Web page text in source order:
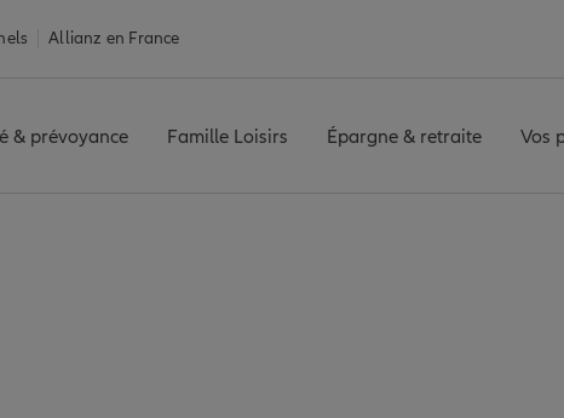
Allianz en France
& prévoyance Famille Loisirs Épargne & retraite Vos